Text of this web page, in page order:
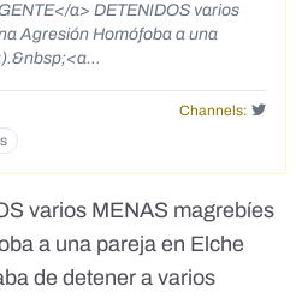
a> DETENIDOS varios
Agresión Homófoba a una
status/144394149077
Channels:
varios MENAS magrebíes
a una pareja en Elche
de detener a varios